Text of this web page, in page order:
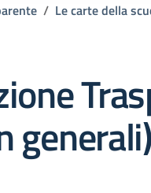
Le carte della
generali)